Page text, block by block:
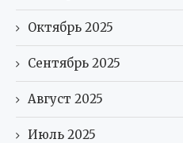
Октябрь 2025
Сентябрь 2025
Август 2025
Июль 2025